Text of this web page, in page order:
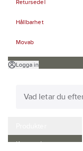
Retursedel
Hållbarhet
Movab
Logga in
Kampanjer